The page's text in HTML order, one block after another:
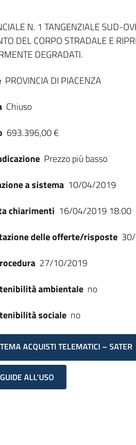
N. 1 TANGENZIALE SUD-
DEL CORPO STRADALE E
DEGRADATI.
PROVINCIA DI PIACENZA
Chiuso
693.396,00 €
Prezzo più basso
a sistema 10/04/2019
chiarimenti 16/04/2019 18:00
delle offerte/risposte
27/10/2019
ambientale no
sociale no
ACQUISTI TELEMATICI – SATER
ALL'USO